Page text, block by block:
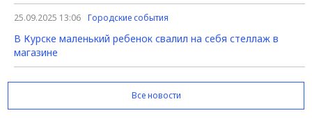
25.09.2025 13:06 Городские события
В Курске маленький ребенок свалил на себя стеллаж в
магазине
Все новости